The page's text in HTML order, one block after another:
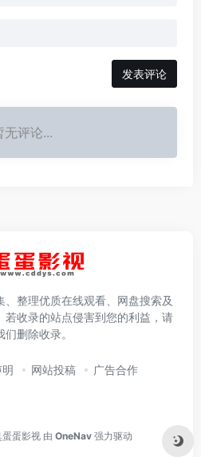
发表评论
无评论...
整理优质在线观看、网盘搜索及
若收录的站点侵害到您的利益，请
们删除收录。
网站投稿 广告合作
蛋蛋影视 由 OneNav 强力驱动